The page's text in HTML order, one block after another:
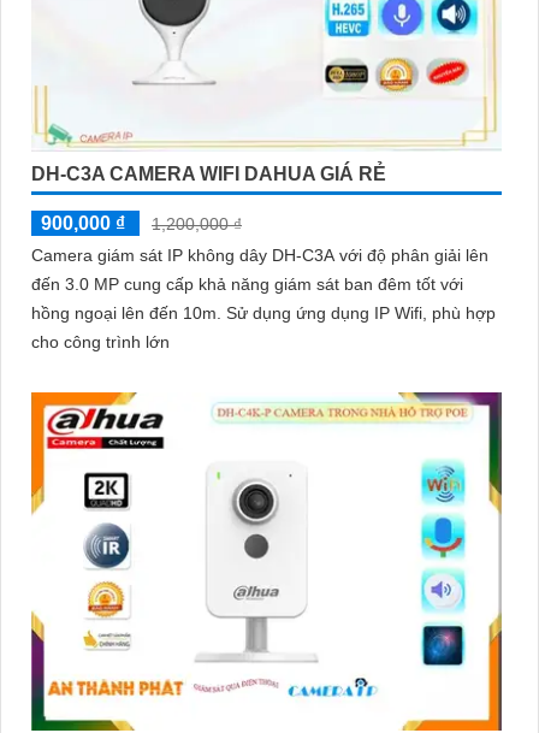
DH-C3A CAMERA WIFI DAHUA GIÁ RẺ
900,000 ₫
1,200,000 ₫
Camera giám sát IP không dây DH-C3A với độ phân giải lên
đến 3.0 MP cung cấp khả năng giám sát ban đêm tốt với
hồng ngoại lên đến 10m. Sử dụng ứng dụng IP Wifi, phù hợp
cho công trình lớn